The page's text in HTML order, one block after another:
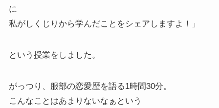
に
私がしくじりから学んだことをシェアしますよ！」
という授業をしました。
がっつり、服部の恋愛歴を語る1時間30分。
こんなことはあまりないなぁという